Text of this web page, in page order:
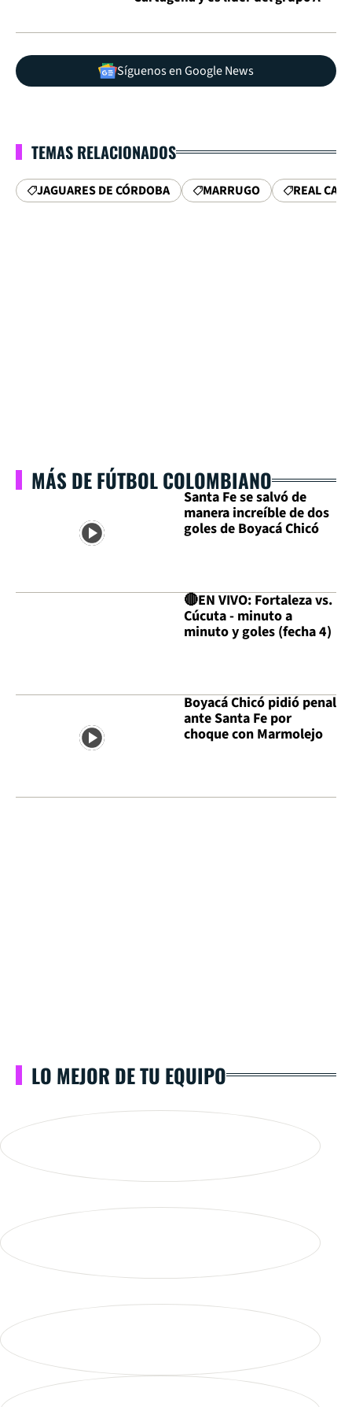
Síguenos en Google News
TEMAS RELACIONADOS
JAGUARES DE CÓRDOBA MARRUGO REAL
MÁS DE FÚTBOL COLOMBIANO
Santa Fe se salvó de
manera increíble de dos
goles de Boyacá Chicó
🔴EN VIVO: Fortaleza vs.
Cúcuta - minuto a
minuto y goles (fecha 4)
Boyacá Chicó pidió penal
ante Santa Fe por
choque con Marmolejo
LO MEJOR DE TU EQUIPO